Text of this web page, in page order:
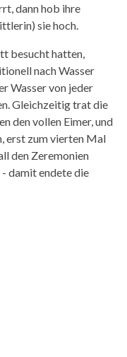
dann hob ihre
sie hoch.
besucht hatten,
nach Wasser
Wasser von jeder
Gleichzeitig trat die
den vollen Eimer, und
erst zum vierten Mal
den Zeremonien
damit endete die